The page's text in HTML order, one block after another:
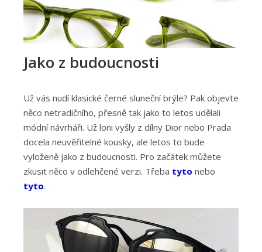
Jako z budoucnosti
Už vás nudí klasické černé sluneční brýle? Pak objevte
něco netradičního, přesně tak jako to letos udělali
módní návrháři. Už loni vyšly z dílny Dior nebo Prada
docela neuvěřitelné kousky, ale letos to bude
vyloženě jako z budoucnosti. Pro začátek můžete
zkusit něco v odlehčené verzi. Třeba tyto nebo
tyto.